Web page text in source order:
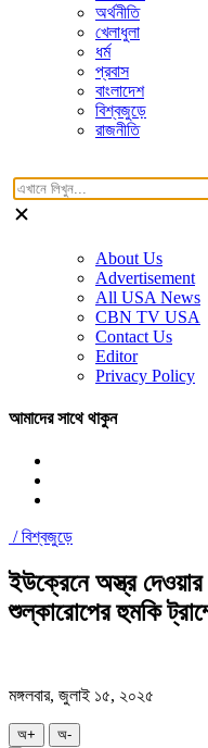
অর্থনীতি
খেলাধুলা
ধর্ম
প্রবাস
বাংলাদেশ
বিশ্বজুড়ে
রাজনীতি
About Us
Advertisement
All USA News
CBN TV USA
Contact Us
Editor
Privacy Policy
আমাদের সাথে থাকুন
/বিশ্বজুড়ে
ইউক্রেনে অস্ত্র
শুল্কারোপের হুমকি
মঙ্গলবার, জুলাই ১৫, ২০২৫
অ+ অ-